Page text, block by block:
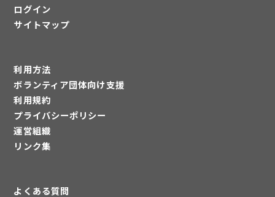
ログイン
サイトマップ
利用方法
ボランティア団体向け支援
利用規約
プライバシーポリシー
運営組織
リンク集
よくある質問